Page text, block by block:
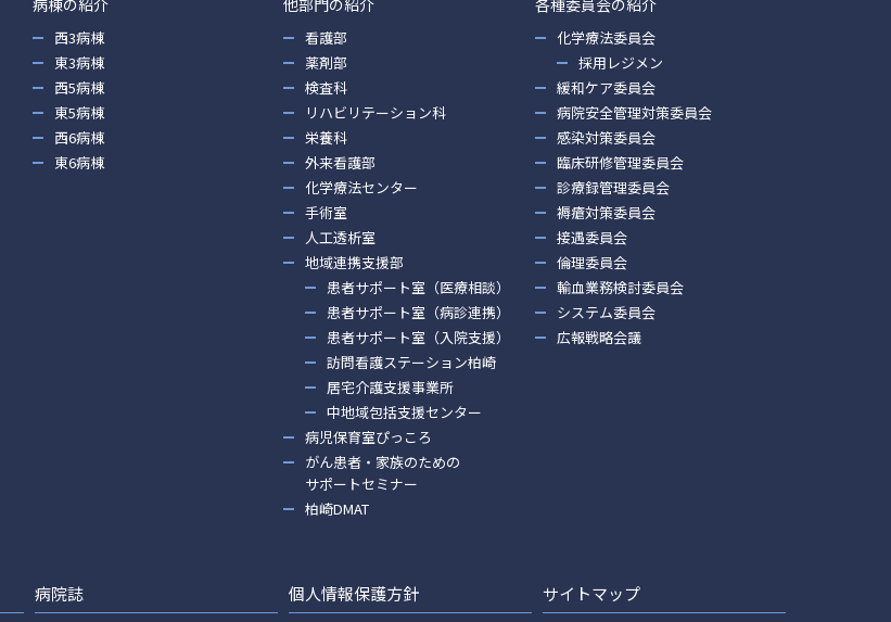
西3病棟
東3病棟
西5病棟
東5病棟
西6病棟
東6病棟
看護部
薬剤部
検査科
リハビリテーション科
栄養科
外来看護部
化学療法センター
手術室
人工透析室
地域連携支援部
患者サポート室（医療相談）
患者サポート室（病診連携）
患者サポート室（入院支援）
訪問看護ステーション柏崎
居宅介護支援事業所
中地域包括支援センター
病児保育室ぴっころ
がん患者・家族のための
サポートセミナー
柏崎DMAT
化学療法委員会
採用レジメン
緩和ケア委員会
病院安全管理対策委員会
感染対策委員会
臨床研修管理委員会
診療録管理委員会
褥瘡対策委員会
接遇委員会
倫理委員会
輸血業務検討委員会
システム委員会
広報戦略会議
病院誌
個人情報保護方針
サイトマップ